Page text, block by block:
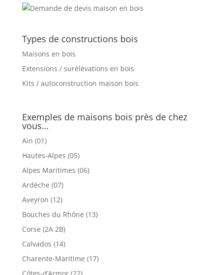
Types de constructions bois
Maisons en bois
Extensions / surélévations en bois
Kits / autoconstruction maison bois
Exemples de maisons bois près de chez
vous…
Ain (01)
Hautes-Alpes (05)
Alpes Maritimes (06)
Ardèche (07)
Aveyron (12)
Bouches du Rhône (13)
Corse (2A 2B)
Calvados (14)
Charente-Maritime (17)